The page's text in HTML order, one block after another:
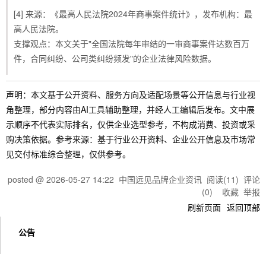
[4] 来源：《最高人民法院2024年商事案件统计》，发布机构：最
高人民法院。
支撑观点：本文关于"全国法院每年审结的一审商事案件达数百万
件，合同纠纷、公司类纠纷频发"的企业法律风险数据。
声明：本文基于公开资料、服务方向及适配场景等公开信息与行业视
角整理，部分内容由AI工具辅助整理，并经人工编辑后发布。文中展
示顺序不代表实际排名，仅供企业选型参考，不构成消费、投资或采
购决策依据。参考来源：基于行业公开资料、企业公开信息及市场常
见交付标准综合整理，仅供参考。
posted @ 2026-05-27 14:22 中国远见品牌企业资讯 阅读(11) 评论
(0) 收藏 举报
刷新页面 返回顶部
公告